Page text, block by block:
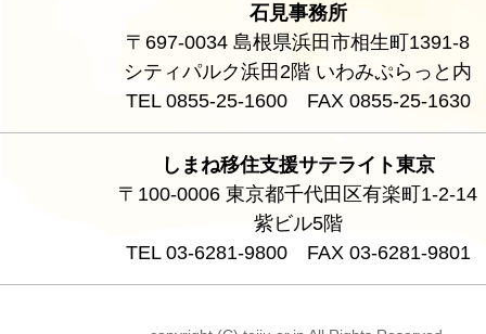
石見事務所
〒697-0034 島根県浜田市相生町1391-8
シティパルク浜田2階 いわみぷらっと内
TEL 0855-25-1600 FAX 0855-25-1630
しまね移住支援サテライト東京
〒100-0006 東京都千代田区有楽町1-2-14
紫ビル5階
TEL 03-6281-9800 FAX 03-6281-9801